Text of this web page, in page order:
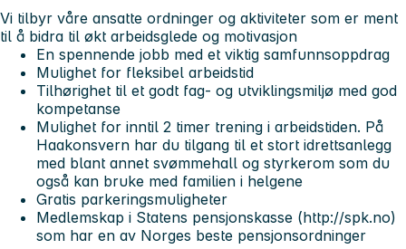
Vi tilbyr våre ansatte ordninger og aktiviteter som er ment
til å bidra til økt arbeidsglede og motivasjon
En spennende jobb med et viktig samfunnsoppdrag
Mulighet for fleksibel arbeidstid
Tilhørighet til et godt fag- og utviklingsmiljø med god
kompetanse
Mulighet for inntil 2 timer trening i arbeidstiden. På
Haakonsvern har du tilgang til et stort idrettsanlegg
med blant annet svømmehall og styrkerom som du
også kan bruke med familien i helgene
Gratis parkeringsmuligheter
Medlemskap i Statens pensjonskasse (http://spk.no)
som har en av Norges beste pensjonsordninger